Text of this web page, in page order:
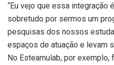
“Eu vejo que essa integração
sobretudo por sermos um
pesquisas dos nossos
espaços de atuação e levam
No Esteamulab, por